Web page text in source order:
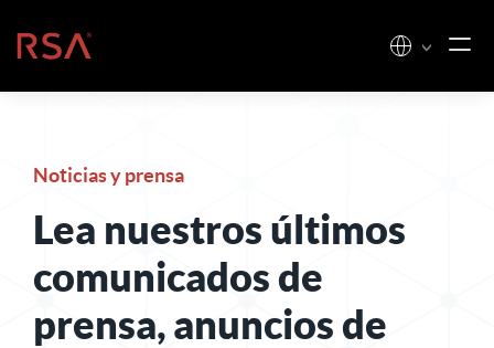
Inicio
Noticias y prensa
Lea nuestros últimos
comunicados de
prensa, anuncios de